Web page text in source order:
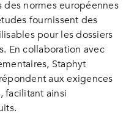
normes européennes
fournissent des
pour les dossiers
En collaboration avec
Staphyt
aux exigences
facilitant ainsi